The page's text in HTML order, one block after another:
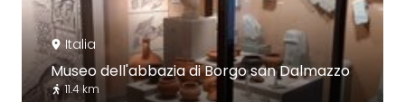
Italia
Museo dell'abbazia di Borgo san Dalmazzo
11.4 km